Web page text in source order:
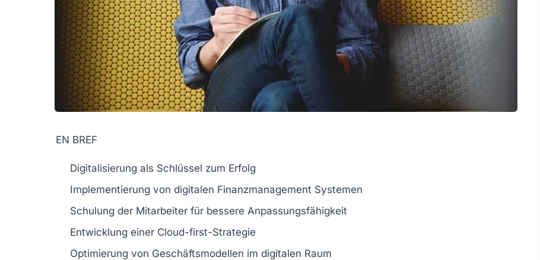
EN BREF
Digitalisierung als Schlüssel zum Erfolg
Implementierung von digitalen Finanzmanagement Systemen
Schulung der Mitarbeiter für bessere Anpassungsfähigkeit
Entwicklung einer Cloud-first-Strategie
Optimierung von Geschäftsmodellen im digitalen Raum